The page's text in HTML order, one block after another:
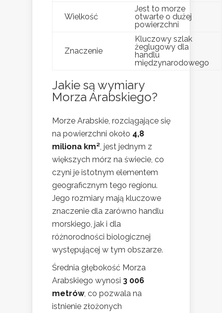
Wielkość
Jest to morze
otwarte o dużej
powierzchni
Znaczenie
Kluczowy szlak
żeglugowy dla
handlu
międzynarodowego
Jakie są wymiary
Morza Arabskiego?
Morze Arabskie, rozciągające się
na powierzchni około 4,8
miliona km², jest jednym z
większych mórz na świecie, co
czyni je istotnym elementem
geograficznym tego regionu.
Jego rozmiary mają kluczowe
znaczenie dla zarówno handlu
morskiego, jak i dla
różnorodności biologicznej
występującej w tym obszarze.
Średnia głębokość Morza
Arabskiego wynosi 3 006
metrów, co pozwala na
istnienie złożonych